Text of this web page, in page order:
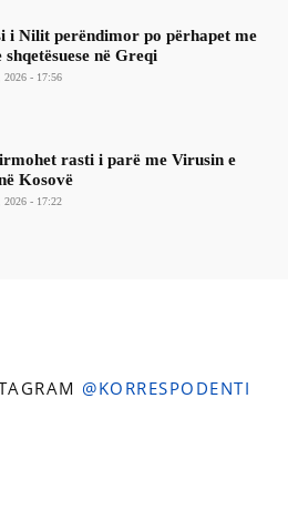
i Nilit perëndimor po përhapet me
në Greqi
2026 - 17:56
rasti i parë me Virusin e
Kosovë
2026 - 17:22
@KORRESPODENTI